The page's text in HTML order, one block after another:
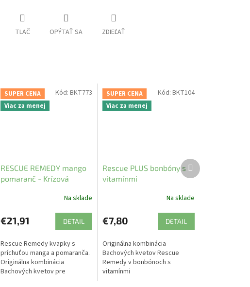
TLAČ OPÝTAŤ SA ZDIEĽAŤ
SUPER CENA
Viac za menej
RESCUE REMEDY mango
pomaranč - Krízová
Na sklade
€21,91 DETAIL
Rescue Remedy kvapky s
príchuťou manga a pomaranča.
Originálna kombinácia
Bachových kvetov pre
Kód:BKT773
SUPER CENA
Viac za menej
Rescue PLUS bonbóny s
vitamínmi
Na sklade
€7,80 DETAIL
Originálna kombinácia
Bachových kvetov Rescue
Remedy v bonbónoch s
vitamínmi
Kód: BKT104
Ďalší
produkt